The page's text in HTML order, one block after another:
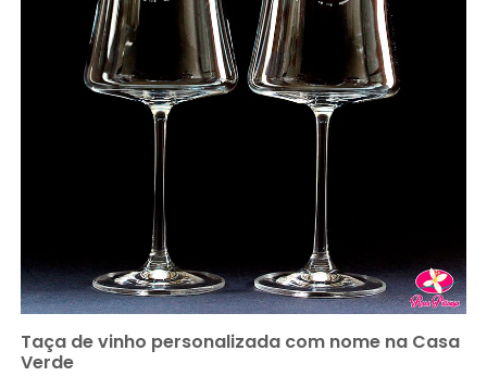
Taça de vinho personalizada com nome na Casa
Verde